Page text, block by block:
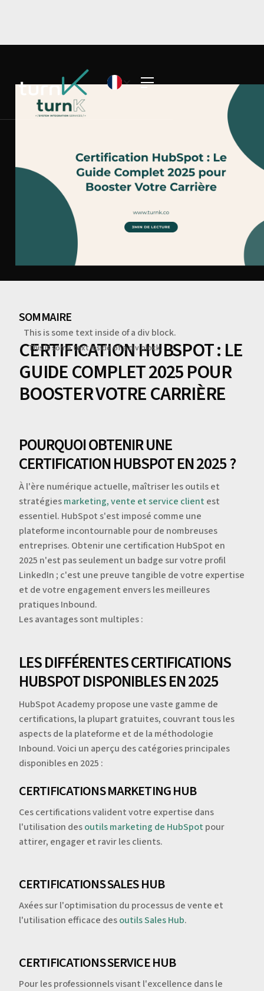
SOMMAIRE
This is some text inside of a div block.
This is some text inside of a div block.
CERTIFICATION HUBSPOT : LE
GUIDE COMPLET 2025 POUR
BOOSTER VOTRE CARRIÈRE
POURQUOI OBTENIR UNE
CERTIFICATION HUBSPOT EN 2025 ?
À l'ère numérique actuelle, maîtriser les outils et
stratégiesmarketing, vente et service client est
essentiel. HubSpot s'est imposé comme une
plateforme incontournable pour de nombreuses
entreprises. Obtenir une certification HubSpot en
2025 n'est pas seulement un badge sur votre profil
LinkedIn ; c'est une preuve tangible de votre expertise
et de votre engagement envers les meilleures
pratiques Inbound.
Les avantages sont multiples :
LES DIFFÉRENTES CERTIFICATIONS
HUBSPOT DISPONIBLES EN 2025
HubSpot Academy propose une vaste gamme de
certifications, la plupart gratuites, couvrant tous les
aspects de la plateforme et de la méthodologie
Inbound. Voici un aperçu des catégories principales
disponibles en 2025 :
CERTIFICATIONS MARKETING HUB
Ces certifications valident votre expertise dans
l'utilisation desoutils marketing de HubSpot pour
attirer, engager et ravir les clients.
CERTIFICATIONS SALES HUB
Axées sur l'optimisation du processus de vente et
l'utilisation efficace desoutils Sales Hub.
CERTIFICATIONS SERVICE HUB
Pour les professionnels visant l'excellence dans le